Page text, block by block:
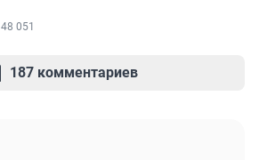
48 051
187 комментариев